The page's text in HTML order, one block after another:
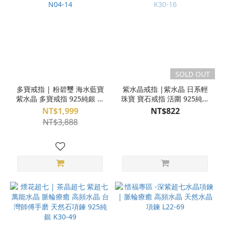
多寶戒指 | 粉碧璽 海水藍寶
紫水晶 多寶戒指 925純銀 活
圍 N04-14
NT$1,999
NT$3,888
SOLD OUT
紫水晶戒指 |紫水晶 日系輕
珠寶 寶石戒指 活圍 925純銀
K30-16
NT$822